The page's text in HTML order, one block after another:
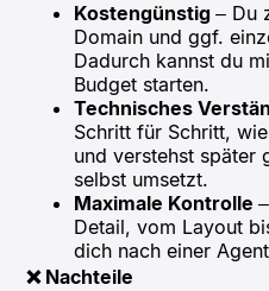
Kostengünstig– Du
Domain und ggf.
Dadurch kannst du
Budget starten.
Technisches
Schritt für Schritt,
und verstehst später
selbst umsetzt.
Maximale Kontrolle
Detail, vom Layout
dich nach einer
❌ Nachteile